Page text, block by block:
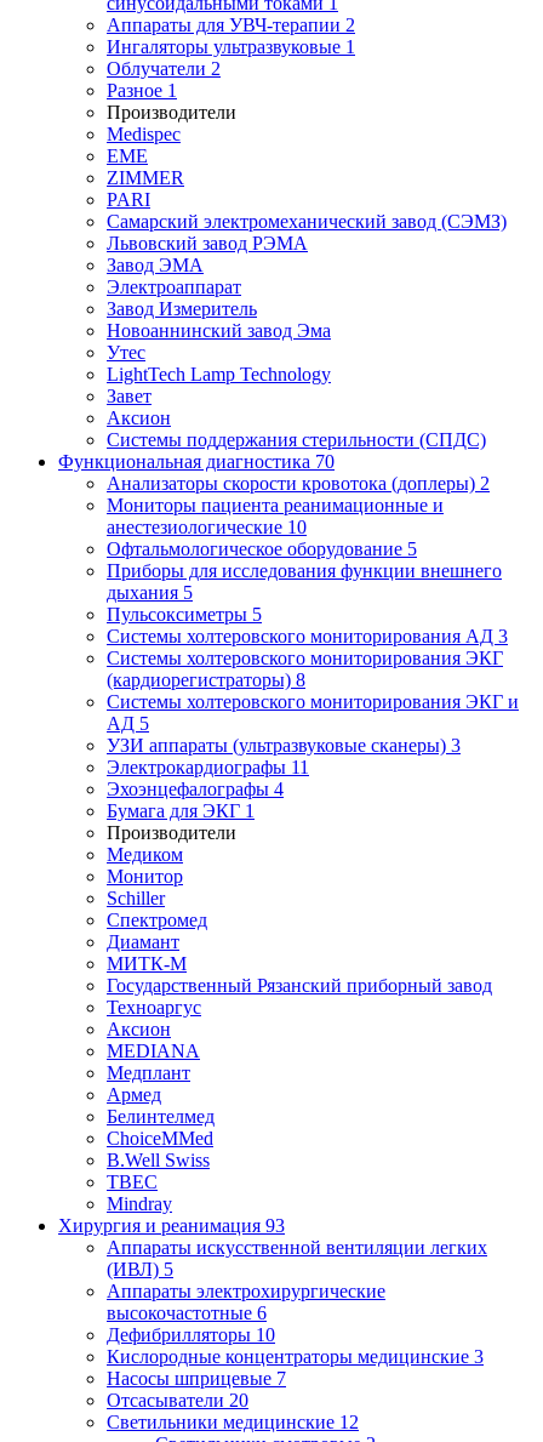
Аппараты для УВЧ-терапии 2
Ингаляторы ультразвуковые 1
Облучатели 2
Разное 1
Производители
Medispec
EME
ZIMMER
PARI
Самарский электромеханический завод (СЭМЗ)
Львовский завод РЭМА
Завод ЭМА
Электроаппарат
Завод Измеритель
Новоаннинский завод Эма
Утес
LightTech Lamp Technology
Завет
Аксион
Системы поддержания стерильности (СПДС)
Функциональная диагностика 70
Анализаторы скорости кровотока (доплеры) 2
Мониторы пациента реанимационные и
анестезиологические 10
Офтальмологическое оборудование 5
Приборы для исследования функции внешнего
дыхания 5
Пульсоксиметры 5
Системы холтеровского мониторирования АД 3
Системы холтеровского мониторирования ЭКГ
(кардиорегистраторы) 8
Системы холтеровского мониторирования ЭКГ и
АД 5
УЗИ аппараты (ультразвуковые сканеры) 3
Электрокардиографы 11
Эхоэнцефалографы 4
Бумага для ЭКГ 1
Производители
Медиком
Монитор
Schiller
Спектромед
Диамант
МИТК-М
Государственный Рязанский приборный завод
Техноаргус
Аксион
MEDIANA
Медплант
Армед
Белинтелмед
ChoiceMMed
B.Well Swiss
ТВЕС
Mindray
Хирургия и реанимация 93
Аппараты искусственной вентиляции легких
(ИВЛ) 5
Аппараты электрохирургические
высокочастотные 6
Дефибрилляторы 10
Кислородные концентраторы медицинские 3
Насосы шприцевые 7
Отсасыватели 20
Светильники медицинские 12